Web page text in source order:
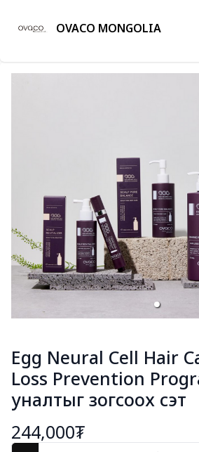
OVACO MONGOLIA
Egg Neural Cell Hair
Loss Prevention
уналтыг зогсоох сэт
244,000₮